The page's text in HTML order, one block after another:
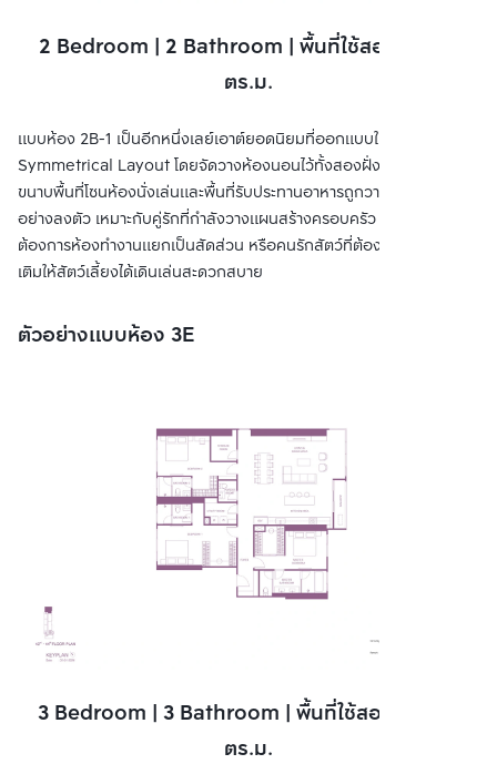
2 Bedroom | 2 Bathroom | พื้นที่ใช้สอย 62.00
ตร.ม.
แบบห้อง 2B-1 เป็นอีกหนึ่งเลย์เอาต์ยอดนิยมที่ออกแบบในรูปแบบ
Symmetrical Layout โดยจัดวางห้องนอนไว้ทั้งสองฝั่งซ้ายและขวา
ขนาบพื้นที่โซนห้องนั่งเล่นและพื้นที่รับประทานอาหารถูกวางไว้ตรงกลาง
อย่างลงตัว เหมาะกับคู่รักที่กำลังวางแผนสร้างครอบครัว คนทำงานที่
ต้องการห้องทำงานแยกเป็นสัดส่วน หรือคนรักสัตว์ที่ต้องการพื้นที่เพิ่ม
เติมให้สัตว์เลี้ยงได้เดินเล่นสะดวกสบาย
ตัวอย่างแบบห้อง 3E
3 Bedroom | 3 Bathroom | พื้นที่ใช้สอย 168.75
ตร.ม.